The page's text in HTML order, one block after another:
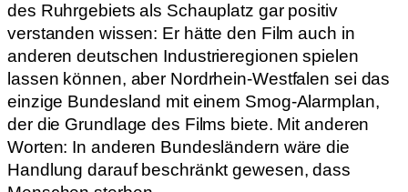
des Ruhrgebiets als Schauplatz gar positiv
verstanden wissen: Er hätte den Film auch in
anderen deutschen Industrieregionen spielen
lassen können, aber Nordrhein-Westfalen sei das
einzige Bundesland mit einem Smog-Alarmplan,
der die Grundlage des Films biete. Mit anderen
Worten: In anderen Bundesländern wäre die
Handlung darauf beschränkt gewesen, dass